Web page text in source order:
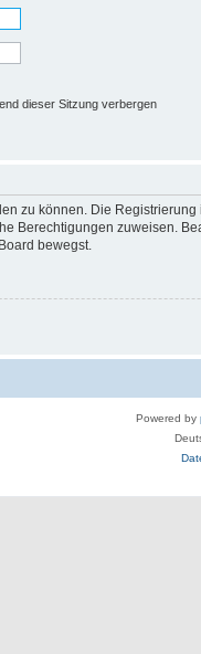
dieser Sitzung verbergen
zu können. Die
Berechtigungen zuweisen.
bewegst.
Powered by